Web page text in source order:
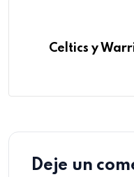
Celtics y
Deje un